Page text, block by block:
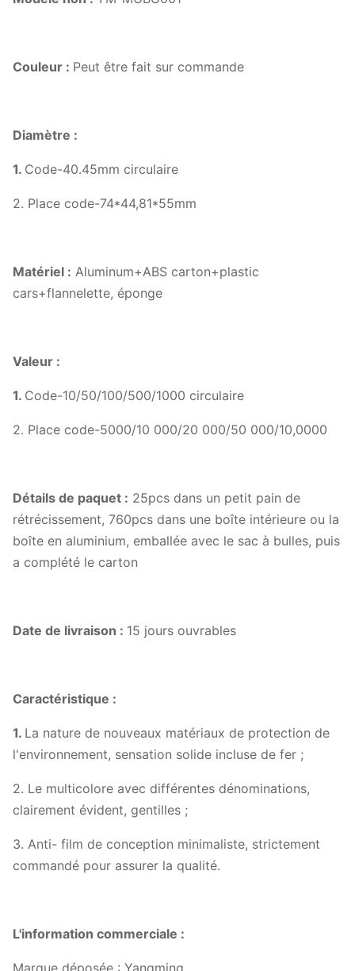
Couleur : Peut être fait sur commande
Diamètre :
1. Code-40.45mm circulaire
2. Place code-74*44,81*55mm
Matériel : Aluminum+ABS carton+plastic
cars+flannelette, éponge
Valeur :
1. Code-10/50/100/500/1000 circulaire
2. Place code-5000/10 000/20 000/50 000/10,0000
Détails de paquet : 25pcs dans un petit pain de
rétrécissement, 760pcs dans une boîte intérieure ou la
boîte en aluminium, emballée avec le sac à bulles, puis
a complété le carton
Date de livraison : 15 jours ouvrables
Caractéristique :
1. La nature de nouveaux matériaux de protection de
l'environnement, sensation solide incluse de fer ;
2. Le multicolore avec différentes dénominations,
clairement évident, gentilles ;
3. Anti- film de conception minimaliste, strictement
commandé pour assurer la qualité.
L'information commerciale :
Marque déposée : Yangming